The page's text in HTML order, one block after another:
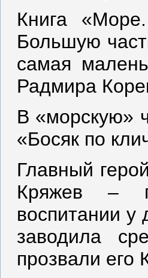
Книга
Большую
самая
Радмира
В «морскую»
«Босяк по
Главный
Кряжев –
воспитании
заводила
прозвали его